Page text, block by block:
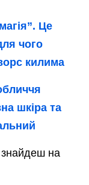
Це
чого
килима
шкіра та
знайдеш на